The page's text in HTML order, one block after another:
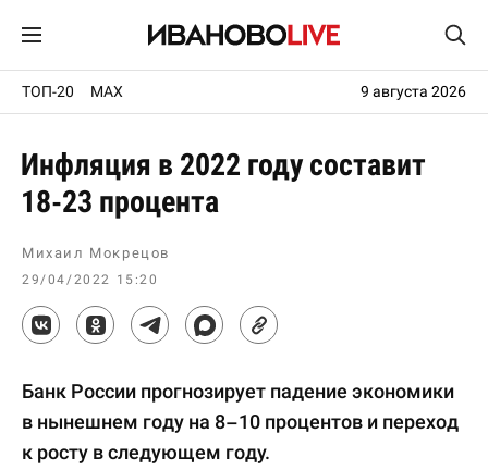
ТОП-20 MAX 9 августа 2026
Инфляция в 2022 году составит
18-23 процента
Михаил Мокрецов
29/04/2022 15:20
Банк России прогнозирует падение экономики
в нынешнем году на 8–10 процентов и переход
к росту в следующем году.